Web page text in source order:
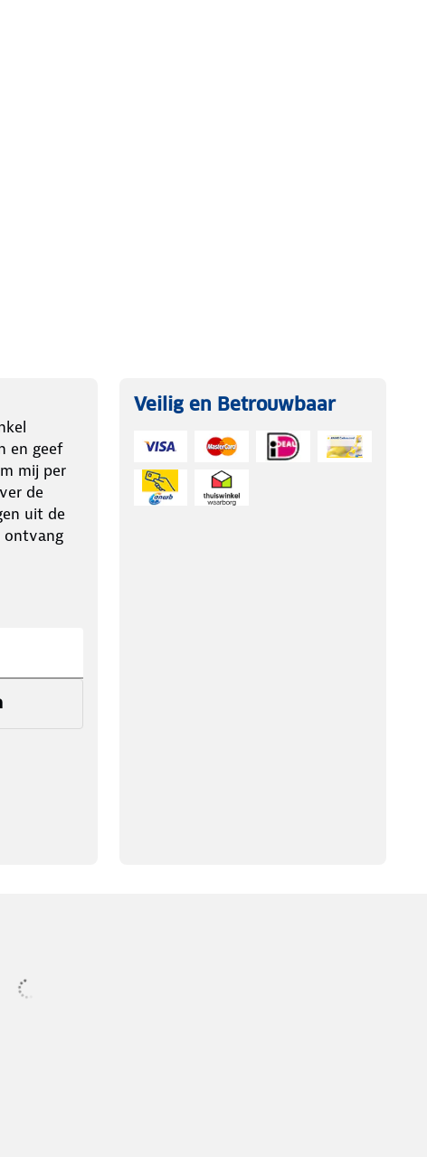
en geef
mij per
de
uit de
ontvang
Veilig en Betrouwbaar